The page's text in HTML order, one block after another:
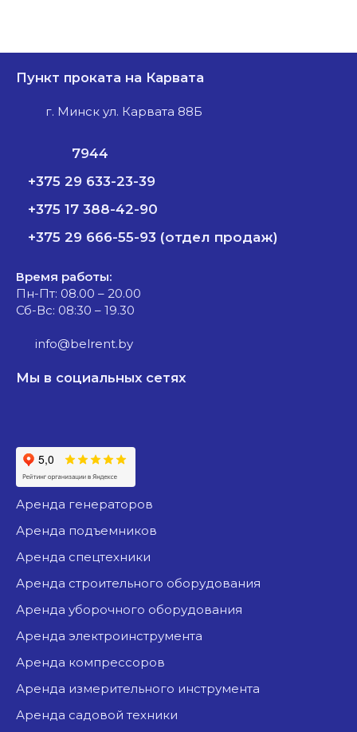
Пункт проката на Карвата
г. Минск ул. Карвата 88Б
7944
+375 29 633-23-39
+375 17 388-42-90
+375 29 666-55-93 (отдел продаж)
Время работы:
Пн-Пт: 08.00 – 20.00
Сб-Вс: 08:30 – 19.30
info@belrent.by
Мы в социальных сетях
аренда генераторов
аренда подъемников
аренда спецтехники
аренда строительного оборудования
аренда уборочного оборудования
аренда электроинструмента
аренда компрессоров
аренда измерительного инструмента
аренда садовой техники